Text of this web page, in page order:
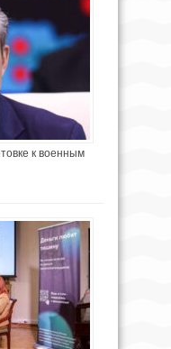
к военным